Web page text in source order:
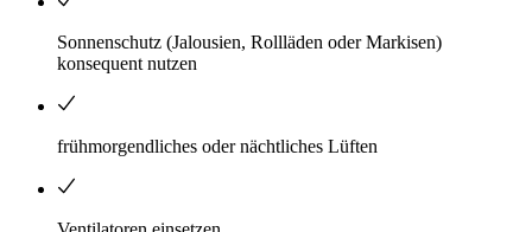
Sonnenschutz (Jalousien, Rollläden oder Markisen)
konsequent nutzen
frühmorgendliches oder nächtliches Lüften